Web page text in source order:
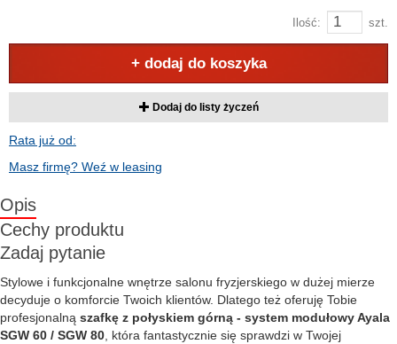
Ilość: szt.
+ dodaj do koszyka
Dodaj do listy życzeń
Rata już od:
Masz firmę? Weź w leasing
Opis
Cechy produktu
Zadaj pytanie
Stylowe i funkcjonalne wnętrze salonu fryzjerskiego w dużej mierze
decyduje o komforcie Twoich klientów. Dlatego też oferuję Tobie
profesjonalną szafkę z połyskiem górną - system modułowy Ayala
SGW 60 / SGW 80 , która fantastycznie się sprawdzi w Twojej